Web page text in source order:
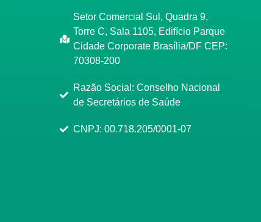
Setor Comercial Sul, Quadra 9,
Torre C, Sala 1105, Edifício Parque
Cidade Corporate Brasília/DF CEP:
70308-200
Razão Social: Conselho Nacional
de Secretários de Saúde
CNPJ: 00.718.205/0001-07